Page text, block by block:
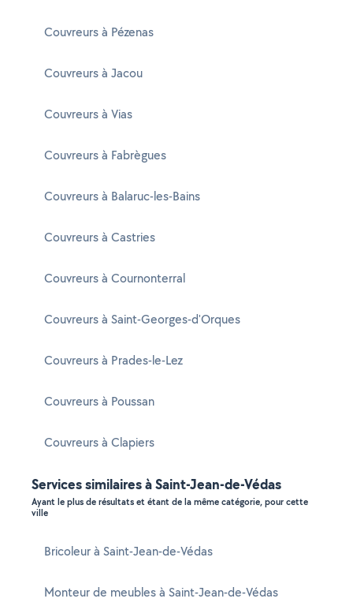
Couvreurs à Pézenas
Couvreurs à Jacou
Couvreurs à Vias
Couvreurs à Fabrègues
Couvreurs à Balaruc-les-Bains
Couvreurs à Castries
Couvreurs à Cournonterral
Couvreurs à Saint-Georges-d'Orques
Couvreurs à Prades-le-Lez
Couvreurs à Poussan
Couvreurs à Clapiers
Services similaires à Saint-Jean-de-Védas
Ayant le plus de résultats et étant de la même catégorie, pour cette
ville
Bricoleur à Saint-Jean-de-Védas
Monteur de meubles à Saint-Jean-de-Védas